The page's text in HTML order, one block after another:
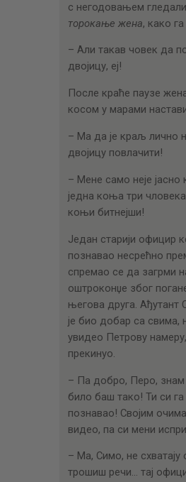
с негодовањем
торокање жена, како га
– Али такав човек да
двојицу, еј!
После краће паузе
косом у марами
– Ма да је краљ лично
двојицу повлачити!
– Мене само неје јасно
једна коња три
коњи битнејши!
Један старији официр
познавао несрећно
спремао се да загрми
оштроконџе због
његова друга. Ађутант
је био добар са свима,
увидео Петрову намеру,
прекинуо.
– Па добро, Перо, знам
било баш тако! Ти си
познавао! Својим
видео, па си мени
– Ма, Симо, не схватају
трошиш речи… тај